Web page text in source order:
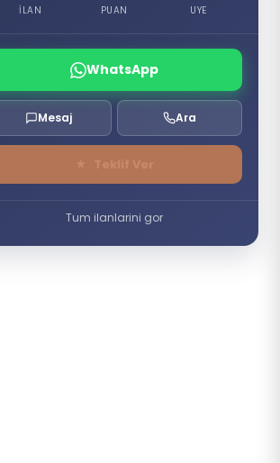
İLAN PUAN UYE
WhatsApp
Mesaj Ara
Tum ilanlarini gor